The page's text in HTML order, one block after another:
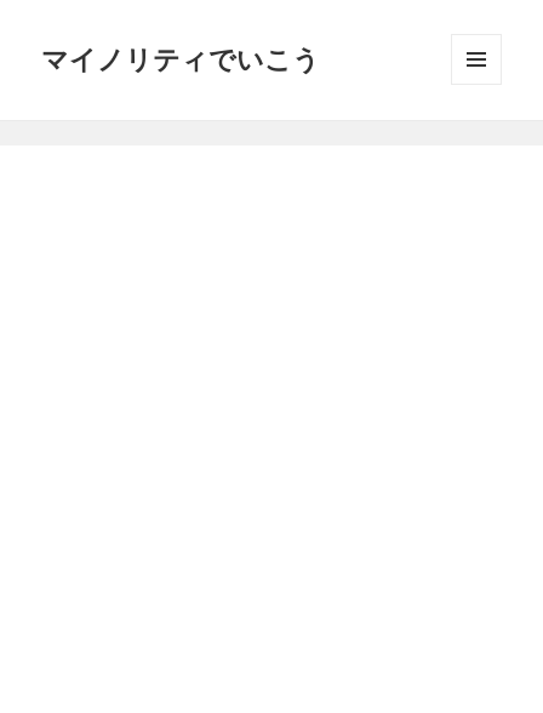
マイノリティでいこう